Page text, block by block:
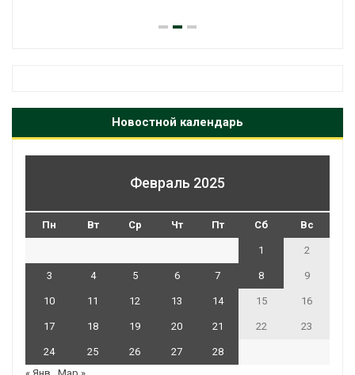
Новостной календарь
Февраль 2025
Пн Вт Ср Чт Пт Сб Вс
1 2
3 4 5 6 7 8 9
10 11 12 13 14 15 16
17 18 19 20 21 22 23
24 25 26 27
28